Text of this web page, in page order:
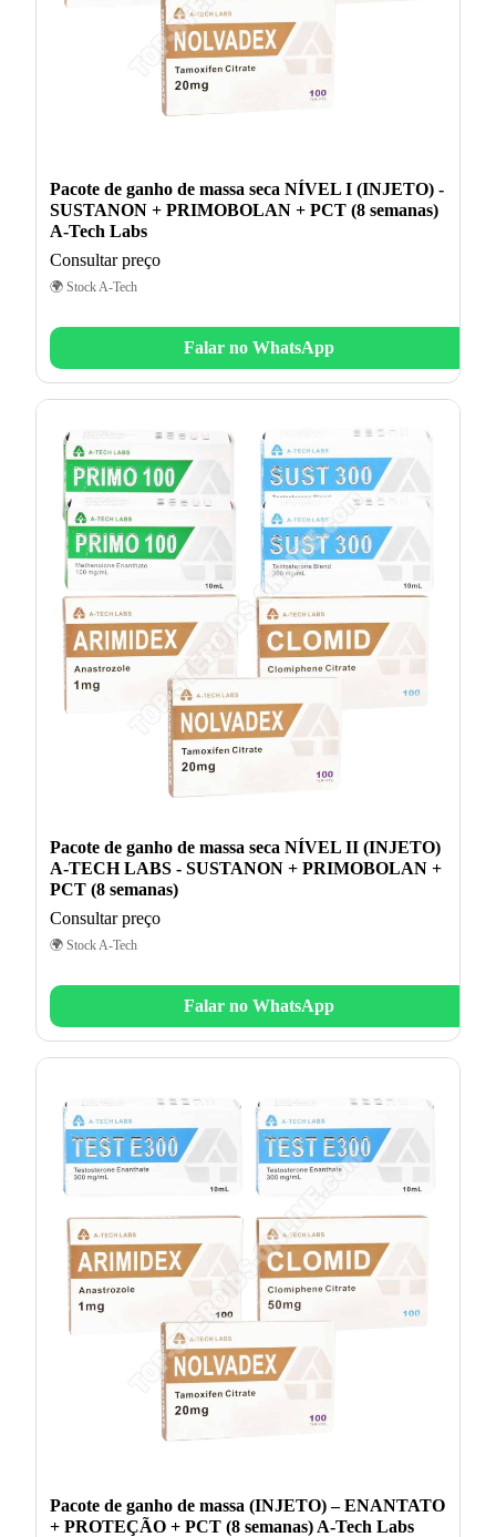
Pacote de ganho de massa seca NÍVEL I (INJETO) -
SUSTANON + PRIMOBOLAN + PCT (8 semanas)
A-Tech Labs
Consultar preço
🌍 Stock A-Tech
Falar no WhatsApp
Pacote de ganho de massa seca NÍVEL II (INJETO)
A-TECH LABS - SUSTANON + PRIMOBOLAN +
PCT (8 semanas)
Consultar preço
🌍 Stock A-Tech
Falar no WhatsApp
Pacote de ganho de massa (INJETO) – ENANTATO
+ PROTEÇÃO + PCT (8 semanas) A-Tech Labs